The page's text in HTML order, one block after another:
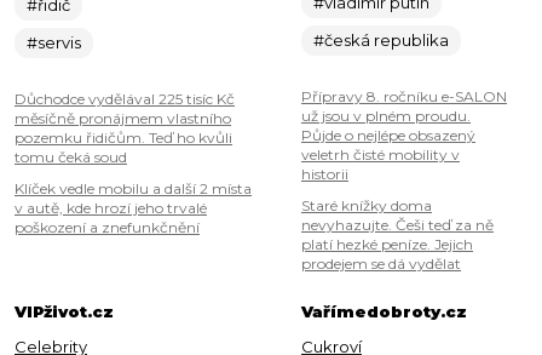
#řidič
#servis
Důchodce vydělával 225 tisíc Kč
měsíčně pronájmem vlastního
pozemku řidičům. Teď ho kvůli
tomu čeká soud
Klíček vedle mobilu a další 2 místa
v autě, kde hrozí jeho trvalé
poškození a znefunkčnění
#česká republika
Přípravy 8. ročníku e-SALON
už jsou v plném proudu.
Půjde o nejlépe obsazený
veletrh čisté mobility v
historii
Staré knížky doma
nevyhazujte. Češi teď za ně
platí hezké peníze. Jejich
prodejem se dá vydělat
VIPživot.cz
Celebrity
Vařímedobroty.cz
Cukroví